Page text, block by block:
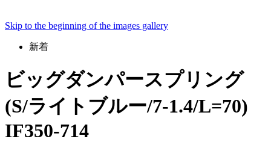
Skip to the beginning of the images gallery
新着
ビッグダンパースプリング
(S/ライトブルー/7-1.4/L=70)
IF350-714